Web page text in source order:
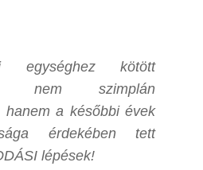
egységhez kötött
nem szimplán
hanem a későbbi évek
érdekében tett
lépések!